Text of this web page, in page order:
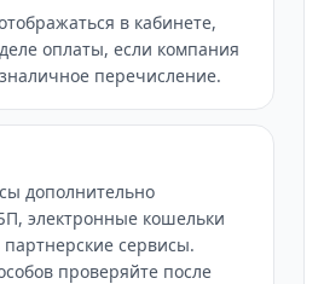
в кабинете,
оплаты, если компания
перечисление.
дополнительно
электронные кошельки
сервисы.
проверяйте после